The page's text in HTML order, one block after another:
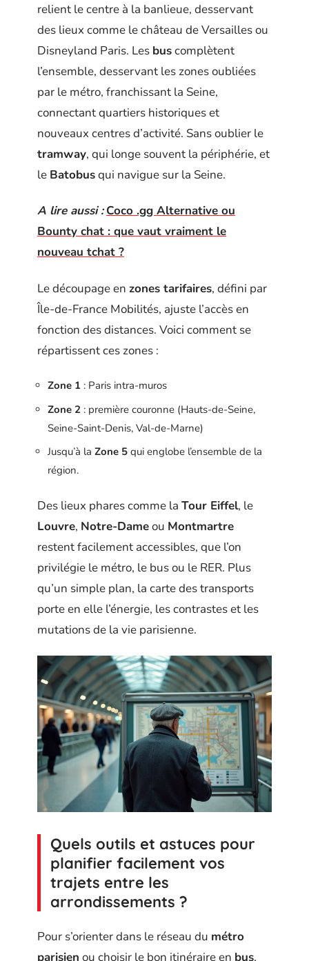
relient le centre à la banlieue, desservant
des lieux comme le château de Versailles ou
Disneyland Paris. Les buscomplètent
l’ensemble, desservant les zones oubliées
par le métro, franchissant la Seine,
connectant quartiers historiques et
nouveaux centres d’activité. Sans oublier le
tramway, qui longe souvent la périphérie, et
le Batobusqui navigue sur la Seine.
A lire aussi : Coco .gg Alternative ou
Bounty chat : que vaut vraiment le
nouveau tchat ?
Le découpage en zones tarifaires, défini par
Île-de-France Mobilités, ajuste l’accès en
fonction des distances. Voici comment se
répartissent ces zones :
Zone 1 : Paris intra-muros
Zone 2 : première couronne (Hauts-de-Seine,
Seine-Saint-Denis, Val-de-Marne)
Jusqu’à la Zone 5 qui englobe l’ensemble de la
région.
Des lieux phares comme la Tour Eiffel, le
Louvre, Notre-Dameou Montmartre
restent facilement accessibles, que l’on
privilégie le métro, le bus ou le RER. Plus
qu’un simple plan, la carte des transports
porte en elle l’énergie, les contrastes et les
mutations de la vie parisienne.
Quels outils et astuces pour
planifier facilement vos
trajets entre les
arrondissements ?
Pour s’orienter dans le réseau du métro
parisien ou choisir le bon itinéraire en bus,